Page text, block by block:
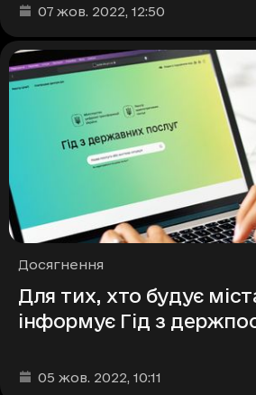
Дата та час публікації
07 жов. 2022, 12:50
Рубрики
Досягнення
Для тих, хто будує
інформує Гід з
Дата та час публікації
05 жов. 2022, 10:11